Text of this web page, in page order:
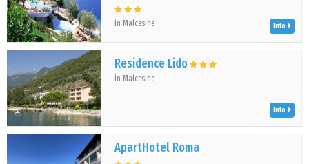
in Malcesine Info
Residence Lido
in Malcesine
Info
ApartHotel Roma